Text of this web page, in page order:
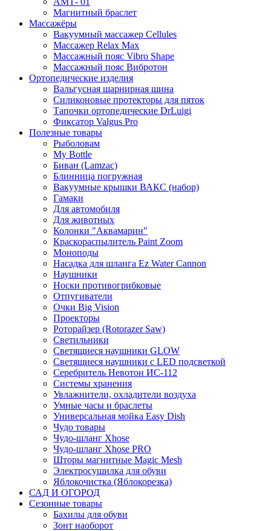
Магнитный браслет
Массажёры
Вакуумный массажер Cellules
Массажер Relax Max
Массажный пояс Vibro Shape
Массажный пояс Вибротон
Ортопедические изделия
Вальгусная шарнирная шина
Силиконовые протекторы для пяток
Тапочки ортопедические DrLuigi
Фиксатор Valgus Pro
Полезные товары
Рыболовам
My Bottle
Биван (Lamzac)
Блинница погружная
Вакуумные крышки ВАКС (набор)
Гамаки
Для автомобиля
Для животных
Колонки "Аквамарин"
Краскораспылитель Paint Zoom
Моноподы
Насадка для шланга Ez Water Cannon
Наушники
Носки противогрибковые
Отпугиватели
Очки Big Vision
Проекторы
Роторайзер (Rotorazer Saw)
Светильники
Светящиеся наушники GLOW
Светящиеся наушники с LED подсветкой
Серебритель Невотон ИС-112
Системы хранения
Увлажнители, охладители воздуха
Умные часы и браслеты
Универсальная мойка Easy Dish
Чудо товары
Чудо-шланг Xhose
Чудо-шланг Xhose PRO
Шторы магнитные Magic Mesh
Электросушилка для обуви
Яблокочистка (Яблокорезка)
САД И ОГОРОД
Сезонные товары
Бахилы для обуви
Зонт наоборот